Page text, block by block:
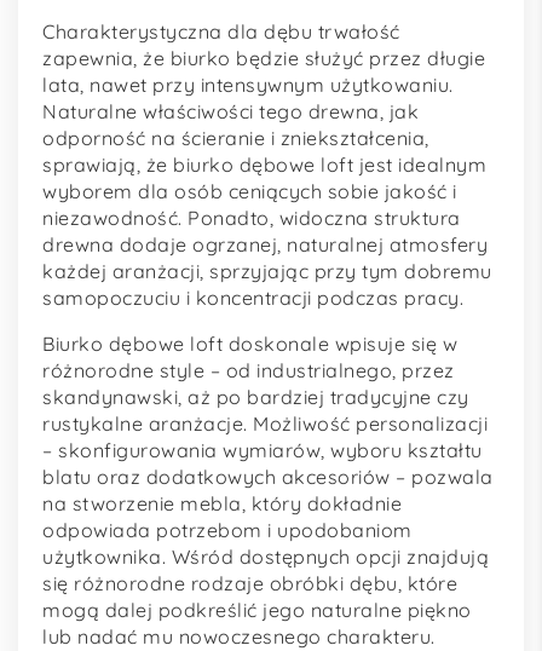
Charakterystyczna dla dębu trwałość
zapewnia, że biurko będzie służyć przez długie
lata, nawet przy intensywnym użytkowaniu.
Naturalne właściwości tego drewna, jak
odporność na ścieranie i zniekształcenia,
sprawiają, że biurko dębowe loft jest idealnym
wyborem dla osób ceniących sobie jakość i
niezawodność. Ponadto, widoczna struktura
drewna dodaje ogrzanej, naturalnej atmosfery
każdej aranżacji, sprzyjając przy tym dobremu
samopoczuciu i koncentracji podczas pracy.
Biurko dębowe loft doskonale wpisuje się w
różnorodne style – od industrialnego, przez
skandynawski, aż po bardziej tradycyjne czy
rustykalne aranżacje. Możliwość personalizacji
– skonfigurowania wymiarów, wyboru kształtu
blatu oraz dodatkowych akcesoriów – pozwala
na stworzenie mebla, który dokładnie
odpowiada potrzebom i upodobaniom
użytkownika. Wśród dostępnych opcji znajdują
się różnorodne rodzaje obróbki dębu, które
mogą dalej podkreślić jego naturalne piękno
lub nadać mu nowoczesnego charakteru.